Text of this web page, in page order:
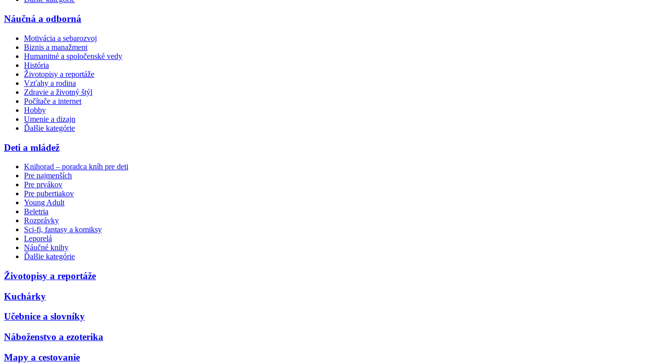
Náučná a odborná
Motivácia a sebarozvoj
Biznis a manažment
Humanitné a spoločenské vedy
História
Životopisy a reportáže
Vzťahy a rodina
Zdravie a životný štýl
Počítače a internet
Hobby
Umenie a dizajn
Ďalšie kategórie
Deti a mládež
Knihorad – poradca kníh pre deti
Pre najmenších
Pre prvákov
Pre pubertiakov
Young Adult
Beletria
Rozprávky
Sci-fi, fantasy a komiksy
Leporelá
Náučné knihy
Ďalšie kategórie
Životopisy a reportáže
Kuchárky
Učebnice a slovníky
Náboženstvo a ezoterika
Mapy a cestovanie